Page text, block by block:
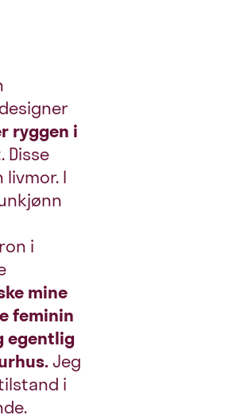
ryggen i
Disse
I
i
mine
feminin
egentlig
Jeg
i